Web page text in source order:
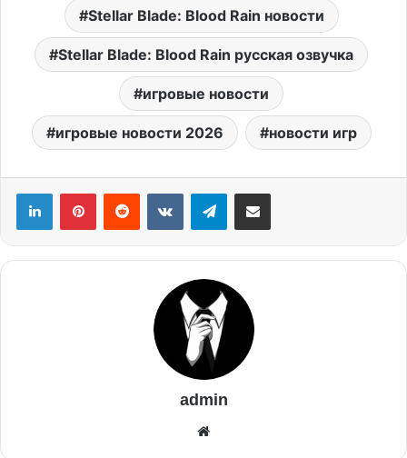
Stellar Blade: Blood Rain новости
Stellar Blade: Blood Rain русская озвучка
игровые новости
игровые новости 2026 новости игр
admin